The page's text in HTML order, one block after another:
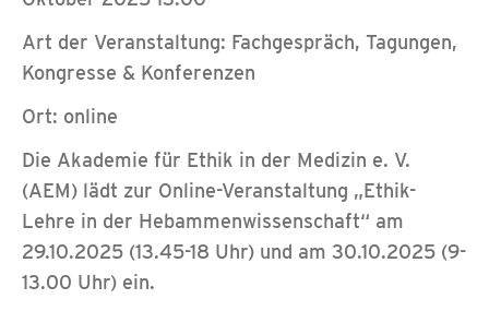
Art der Veranstaltung: Fachgespräch, Tagungen,
Kongresse & Konferenzen
Ort: online
Die Akademie für Ethik in der Medizin e. V.
(AEM) lädt zur Online-Veranstaltung „Ethik-
Lehre in der Hebammenwissenschaft“ am
29.10.2025 (13.45-18 Uhr) und am 30.10.2025 (9-
13.00 Uhr) ein.